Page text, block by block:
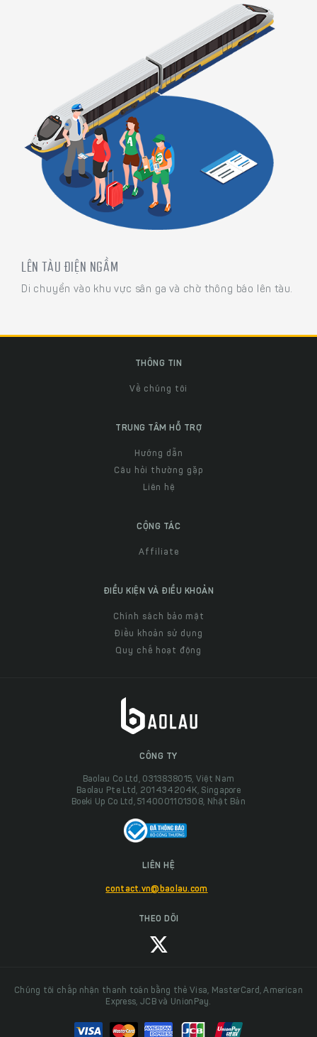
LÊN TÀU ĐIỆN NGẦM
Di chuyển vào khu vực sân ga và chờ thông báo lên tàu.
THÔNG TIN
Về chúng tôi
TRUNG TÂM HỖ TRỢ
Hướng dẫn
Câu hỏi thường gặp
Liên hệ
CỘNG TÁC
Affiliate
ĐIỀU KIỆN VÀ ĐIỀU KHOẢN
Chính sách bảo mật
Điều khoản sử dụng
Quy chế hoạt động
CÔNG TY
Baolau Co Ltd, 0313838015, Việt Nam
Baolau Pte Ltd, 201434204K, Singapore
Boeki Up Co Ltd, 5140001101308, Nhật Bản
LIÊN HỆ
contact.vn@baolau.com
THEO DÕI
Chúng tôi chấp nhận thanh toán bằng thẻ Visa, MasterCard, American
Express, JCB và UnionPay.